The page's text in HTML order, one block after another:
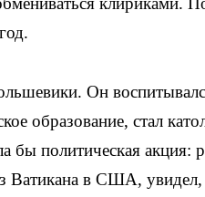
Он
образование, стал
бы политическая акция:
Ватикана в США,